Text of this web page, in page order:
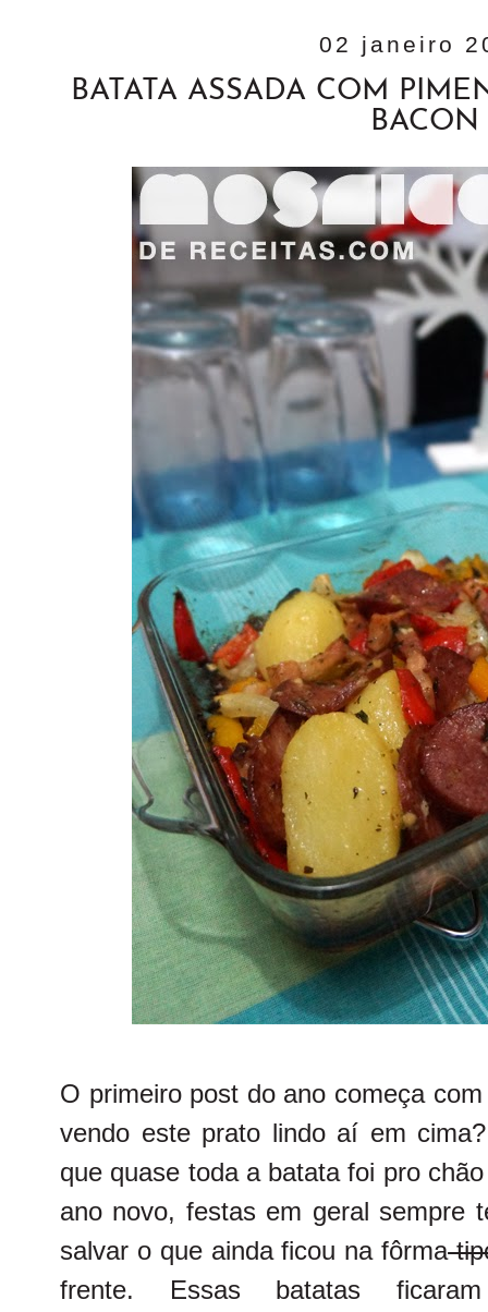
02 janeiro
BATATA ASSADA COM
BACON
O primeiro post do ano começa
vendo este prato lindo aí em
que quase toda a batata foi pro
ano novo, festas em geral sempre
salvar o que ainda ficou na fôrma
frente. Essas batatas